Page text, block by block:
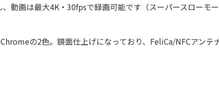
動画は最大4K・30fpsで録画可能です（スーパースローモ
の2色。鏡面仕上げになっており、FeliCa/NFCアンテ